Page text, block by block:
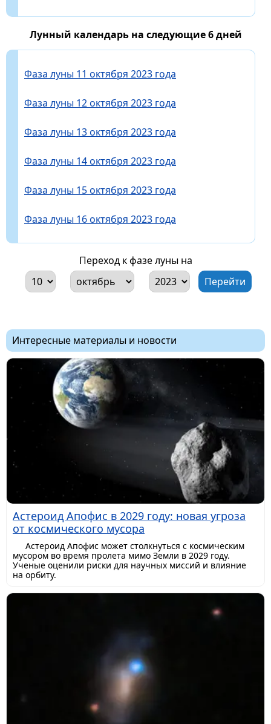
Лунный календарь на следующие 6 дней
Фаза луны 11 октября 2023 года
Фаза луны 12 октября 2023 года
Фаза луны 13 октября 2023 года
Фаза луны 14 октября 2023 года
Фаза луны 15 октября 2023 года
Фаза луны 16 октября 2023 года
Переход к фазе луны на
Интересные материалы и новости
Астероид Апофис в 2029 году: новая угроза
от космического мусора
Астероид Апофис может столкнуться с космическим
мусором во время пролета мимо Земли в 2029 году.
Ученые оценили риски для научных миссий и влияние
на орбиту.